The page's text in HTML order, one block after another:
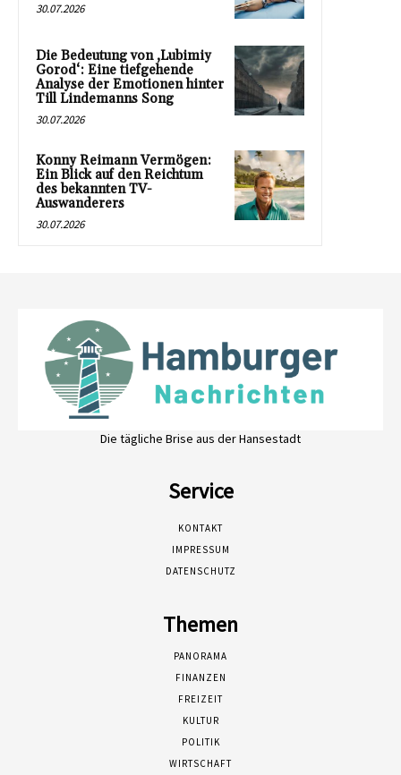
30.07.2026
Die Bedeutung von ‚Lubimiy
Gorod‘: Eine tiefgehende
Analyse der Emotionen hinter
Till Lindemanns Song
30.07.2026
Konny Reimann Vermögen:
Ein Blick auf den Reichtum
des bekannten TV-
Auswanderers
30.07.2026
Die tägliche Brise aus der Hansestadt
Service
KONTAKT
IMPRESSUM
DATENSCHUTZ
Themen
PANORAMA
FINANZEN
FREIZEIT
KULTUR
POLITIK
WIRTSCHAFT